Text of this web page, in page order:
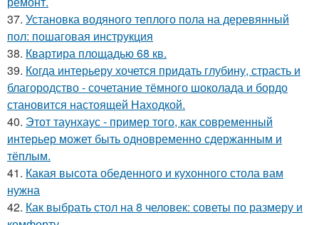
37. Установка водяного теплого пола на деревянный
пол: пошаговая инструкция
38. Квартира площадью 68 кв.
39. Когда интерьеру хочется придать глубину, страсть и
благородство - сочетание тёмного шоколада и бордо
становится настоящей Находкой.
40. Этот таунхаус - пример того, как современный
интерьер может быть одновременно сдержанным и
тёплым.
41. Какая высота обеденного и кухонного стола вам
нужна
42. Как выбрать стол на 8 человек: советы по размеру и